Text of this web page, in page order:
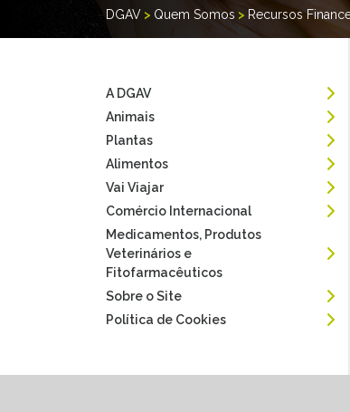
DGAV > Quem Somos > Recursos
A DGAV
Animais
Plantas
Alimentos
Vai Viajar
Comércio Internacional
Medicamentos, Produtos
Veterinários e
Fitofarmacêuticos
Sobre o Site
Política de Cookies